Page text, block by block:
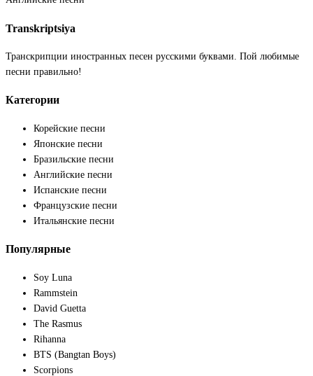
Transkriptsiya
Транскрипции иностранных песен русскими буквами. Пой любимые
песни правильно!
Категории
Корейские песни
Японские песни
Бразильские песни
Английские песни
Испанские песни
Французские песни
Итальянские песни
Популярные
Soy Luna
Rammstein
David Guetta
The Rasmus
Rihanna
BTS (Bangtan Boys)
Scorpions